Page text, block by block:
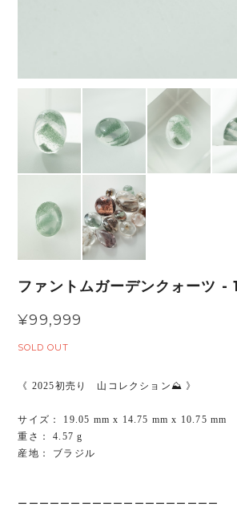
ファントムガーデンクォーツ -
¥99,999
SOLD OUT
《 2025初売り 山コレクション⛰️ 》
サイズ： 19.05 mm x 14.75 mm x 10.75 mm
重さ： 4.57 g
産地： ブラジル
ーーーーーーーーーーーーーーーーーーー